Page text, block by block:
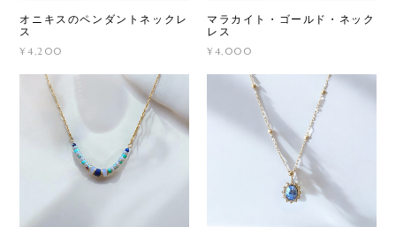
オニキスのペンダントネックレ
ス
¥4,200
マラカイト・ゴールド・ネック
レス
¥4,000